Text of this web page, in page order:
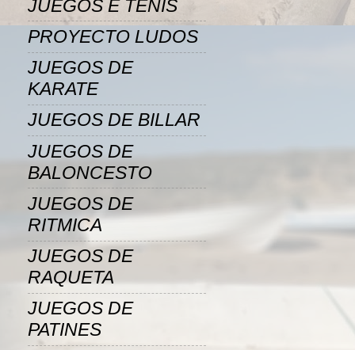
JUEGOS E TENIS
PROYECTO LUDOS
JUEGOS DE
KARATE
JUEGOS DE BILLAR
JUEGOS DE
BALONCESTO
JUEGOS DE
RITMICA
JUEGOS DE
RAQUETA
JUEGOS DE
PATINES